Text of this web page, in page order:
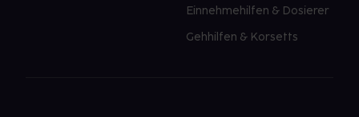
Einnehmehilfen & Dosierer
Gehhilfen & Korsetts